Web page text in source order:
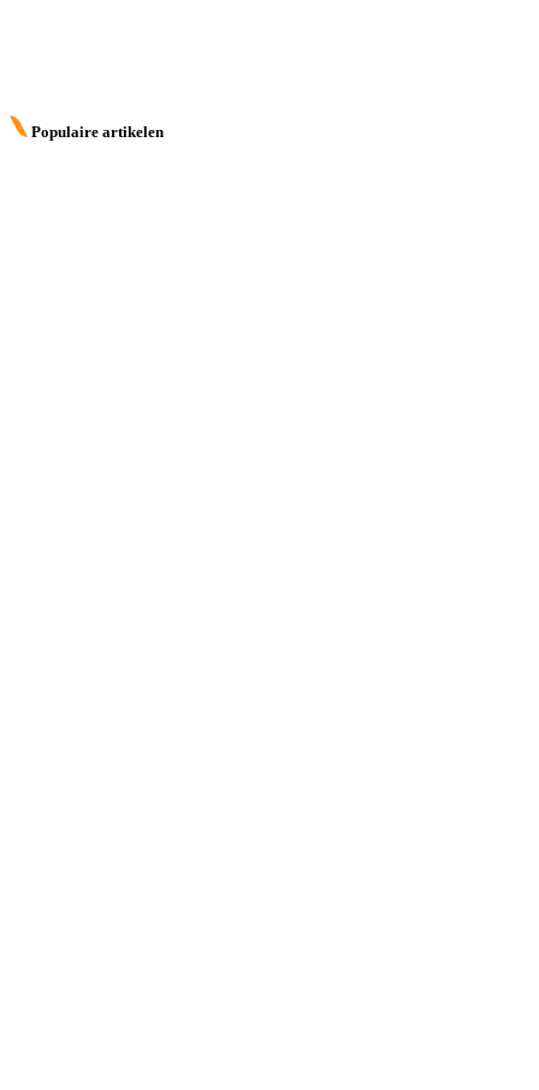
Populaire artikelen